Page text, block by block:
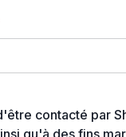
contacté par